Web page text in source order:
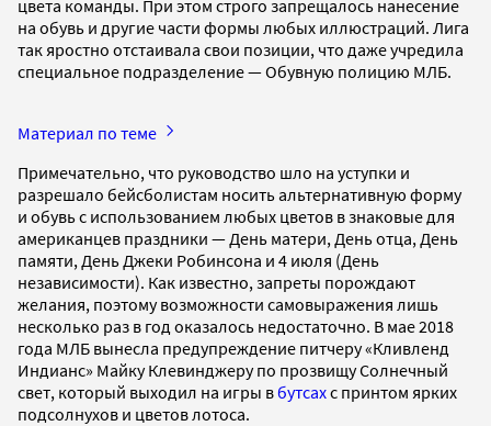
цвета команды. При этом строго запрещалось нанесение
на обувь и другие части формы любых иллюстраций. Лига
так яростно отстаивала свои позиции, что даже учредила
специальное подразделение — Обувную полицию МЛБ.
Материал по теме
Примечательно, что руководство шло на уступки и
разрешало бейсболистам носить альтернативную форму
и обувь с использованием любых цветов в знаковые для
американцев праздники — День матери, День отца, День
памяти, День Джеки Робинсона и 4 июля (День
независимости). Как известно, запреты порождают
желания, поэтому возможности самовыражения лишь
несколько раз в год оказалось недостаточно. В мае 2018
года МЛБ вынесла предупреждение питчеру «Кливленд
Индианс» Майку Клевинджеру по прозвищу Солнечный
свет, который выходил на игры вбутсахс принтом ярких
подсолнухов и цветов лотоса.